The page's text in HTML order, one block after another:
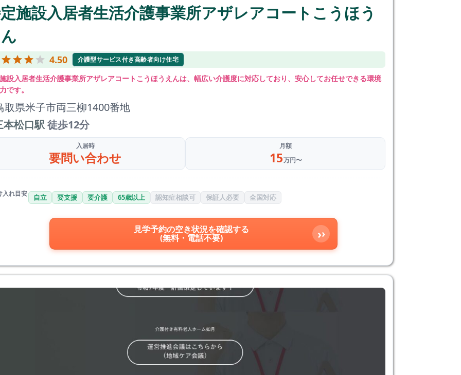
施設入居者生活介護事業所アザレアコートこうほう
4.50 介護型サービス付き高齢者向け住宅
設入居者生活介護事業所アザレアコートこうほうえんは、幅広い介護度に対応しており、安心してお任せできる環境
です。
取県米子市両三柳1400番地
本松口駅徒歩12分
入居時
要問い合わせ
月額
15万円〜
入れ目安 自立 要支援 要介護 65歳以上 認知症相談可 保証人必要 全国対応
見学予約の空き状況を確認する
(無料・電話不要) ›